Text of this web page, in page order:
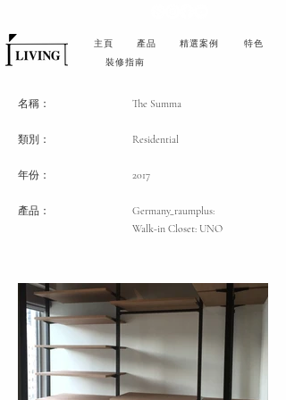
主頁 產品 精選案例
特色
裝修指南
名稱： The Summa
類別 ： Residential
年份： 2017
產品：
Germany_raumplus:
Walk-in Closet: UNO